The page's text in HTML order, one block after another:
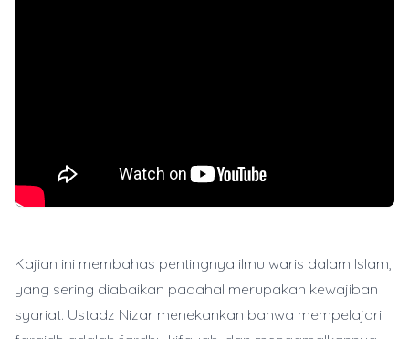
Kajian ini membahas pentingnya ilmu waris dalam Islam,
yang sering diabaikan padahal merupakan kewajiban
syariat. Ustadz Nizar menekankan bahwa mempelajari